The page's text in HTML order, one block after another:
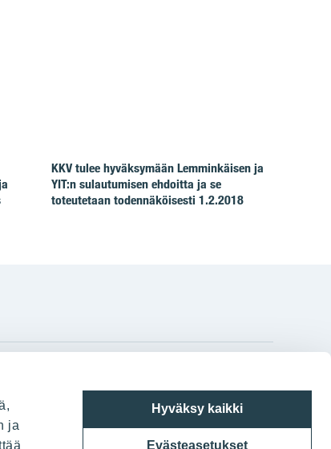
ja
Hyväksy kaikki
Evästeasetukset
KKV tulee hyväksymään Lemminkäisen ja
YIT:n sulautumisen ehdoitta ja se
toteutetaan todennäköisesti 1.2.2018
Panuntie 11, PL 36, 00620 Helsinki